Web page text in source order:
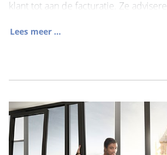
klant tot aan de facturatie. Ze advisere
Lees meer ...